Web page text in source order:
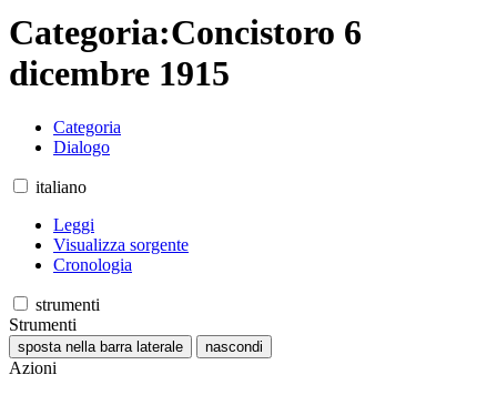
Categoria:Concistoro 6
dicembre 1915
Categoria
Dialogo
italiano
Leggi
Visualizza sorgente
Cronologia
strumenti
Strumenti
sposta nella barra laterale nascondi
Azioni